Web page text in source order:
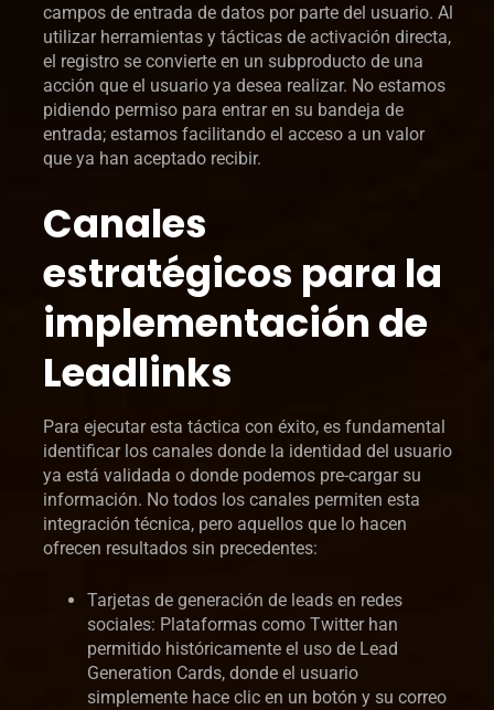
campos de entrada de datos por parte del usuario. Al
utilizar herramientas y tácticas de activación directa,
el registro se convierte en un subproducto de una
acción que el usuario ya desea realizar. No estamos
pidiendo permiso para entrar en su bandeja de
entrada; estamos facilitando el acceso a un valor
que ya han aceptado recibir.
Canales
estratégicos para la
implementación de
Leadlinks
Para ejecutar esta táctica con éxito, es fundamental
identificar los canales donde la identidad del usuario
ya está validada o donde podemos pre-cargar su
información. No todos los canales permiten esta
integración técnica, pero aquellos que lo hacen
ofrecen resultados sin precedentes:
Tarjetas de generación de leads en redes
sociales: Plataformas como Twitter han
permitido históricamente el uso de Lead
Generation Cards, donde el usuario
simplemente hace clic en un botón y su correo